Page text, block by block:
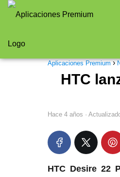
Aplicaciones Premium
HTC
hace 4 años ·
HTC Desire 22